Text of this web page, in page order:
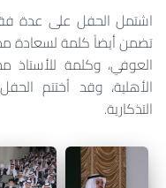
اشتمل الحفل على عدة
تضمن أيضاً كلمة لسعادة
العوفي، وكلمة
الأهلية، وقد اُختتم
التذكارية.